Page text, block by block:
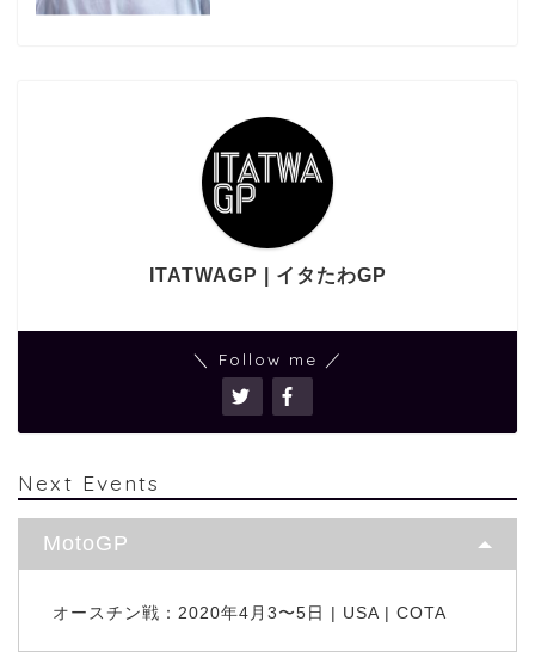
ITATWAGP | イタたわGP
＼ Follow me ／
Next Events
MotoGP
オースチン戦：2020年4月3〜5日 | USA | COTA